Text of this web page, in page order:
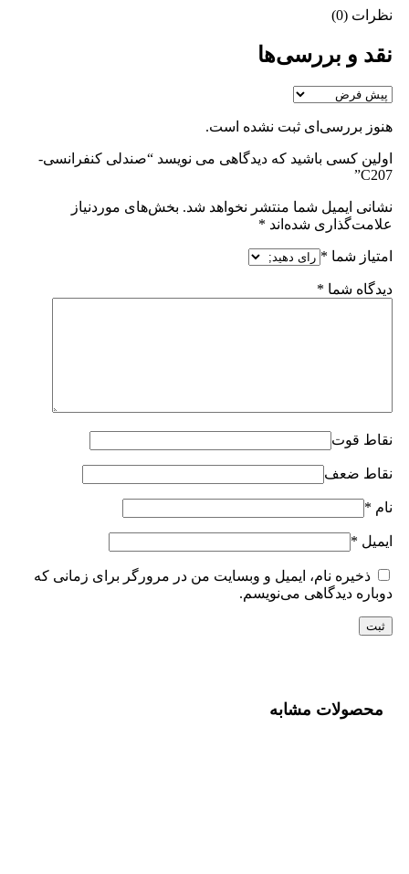
نظرات (0)
نقد و بررسی‌ها
هنوز بررسی‌ای ثبت نشده است.
اولین کسی باشید که دیدگاهی می نویسد “صندلی کنفرانسی-
C207”
نشانی ایمیل شما منتشر نخواهد شد. بخش‌های موردنیاز
علامت‌گذاری شده‌اند *
امتیاز شما *
دیدگاه شما *
نقاط قوت
نقاط ضعف
نام *
ایمیل *
ذخیره نام، ایمیل و وبسایت من در مرورگر برای زمانی که
دوباره دیدگاهی می‌نویسم.
محصولات مشابه